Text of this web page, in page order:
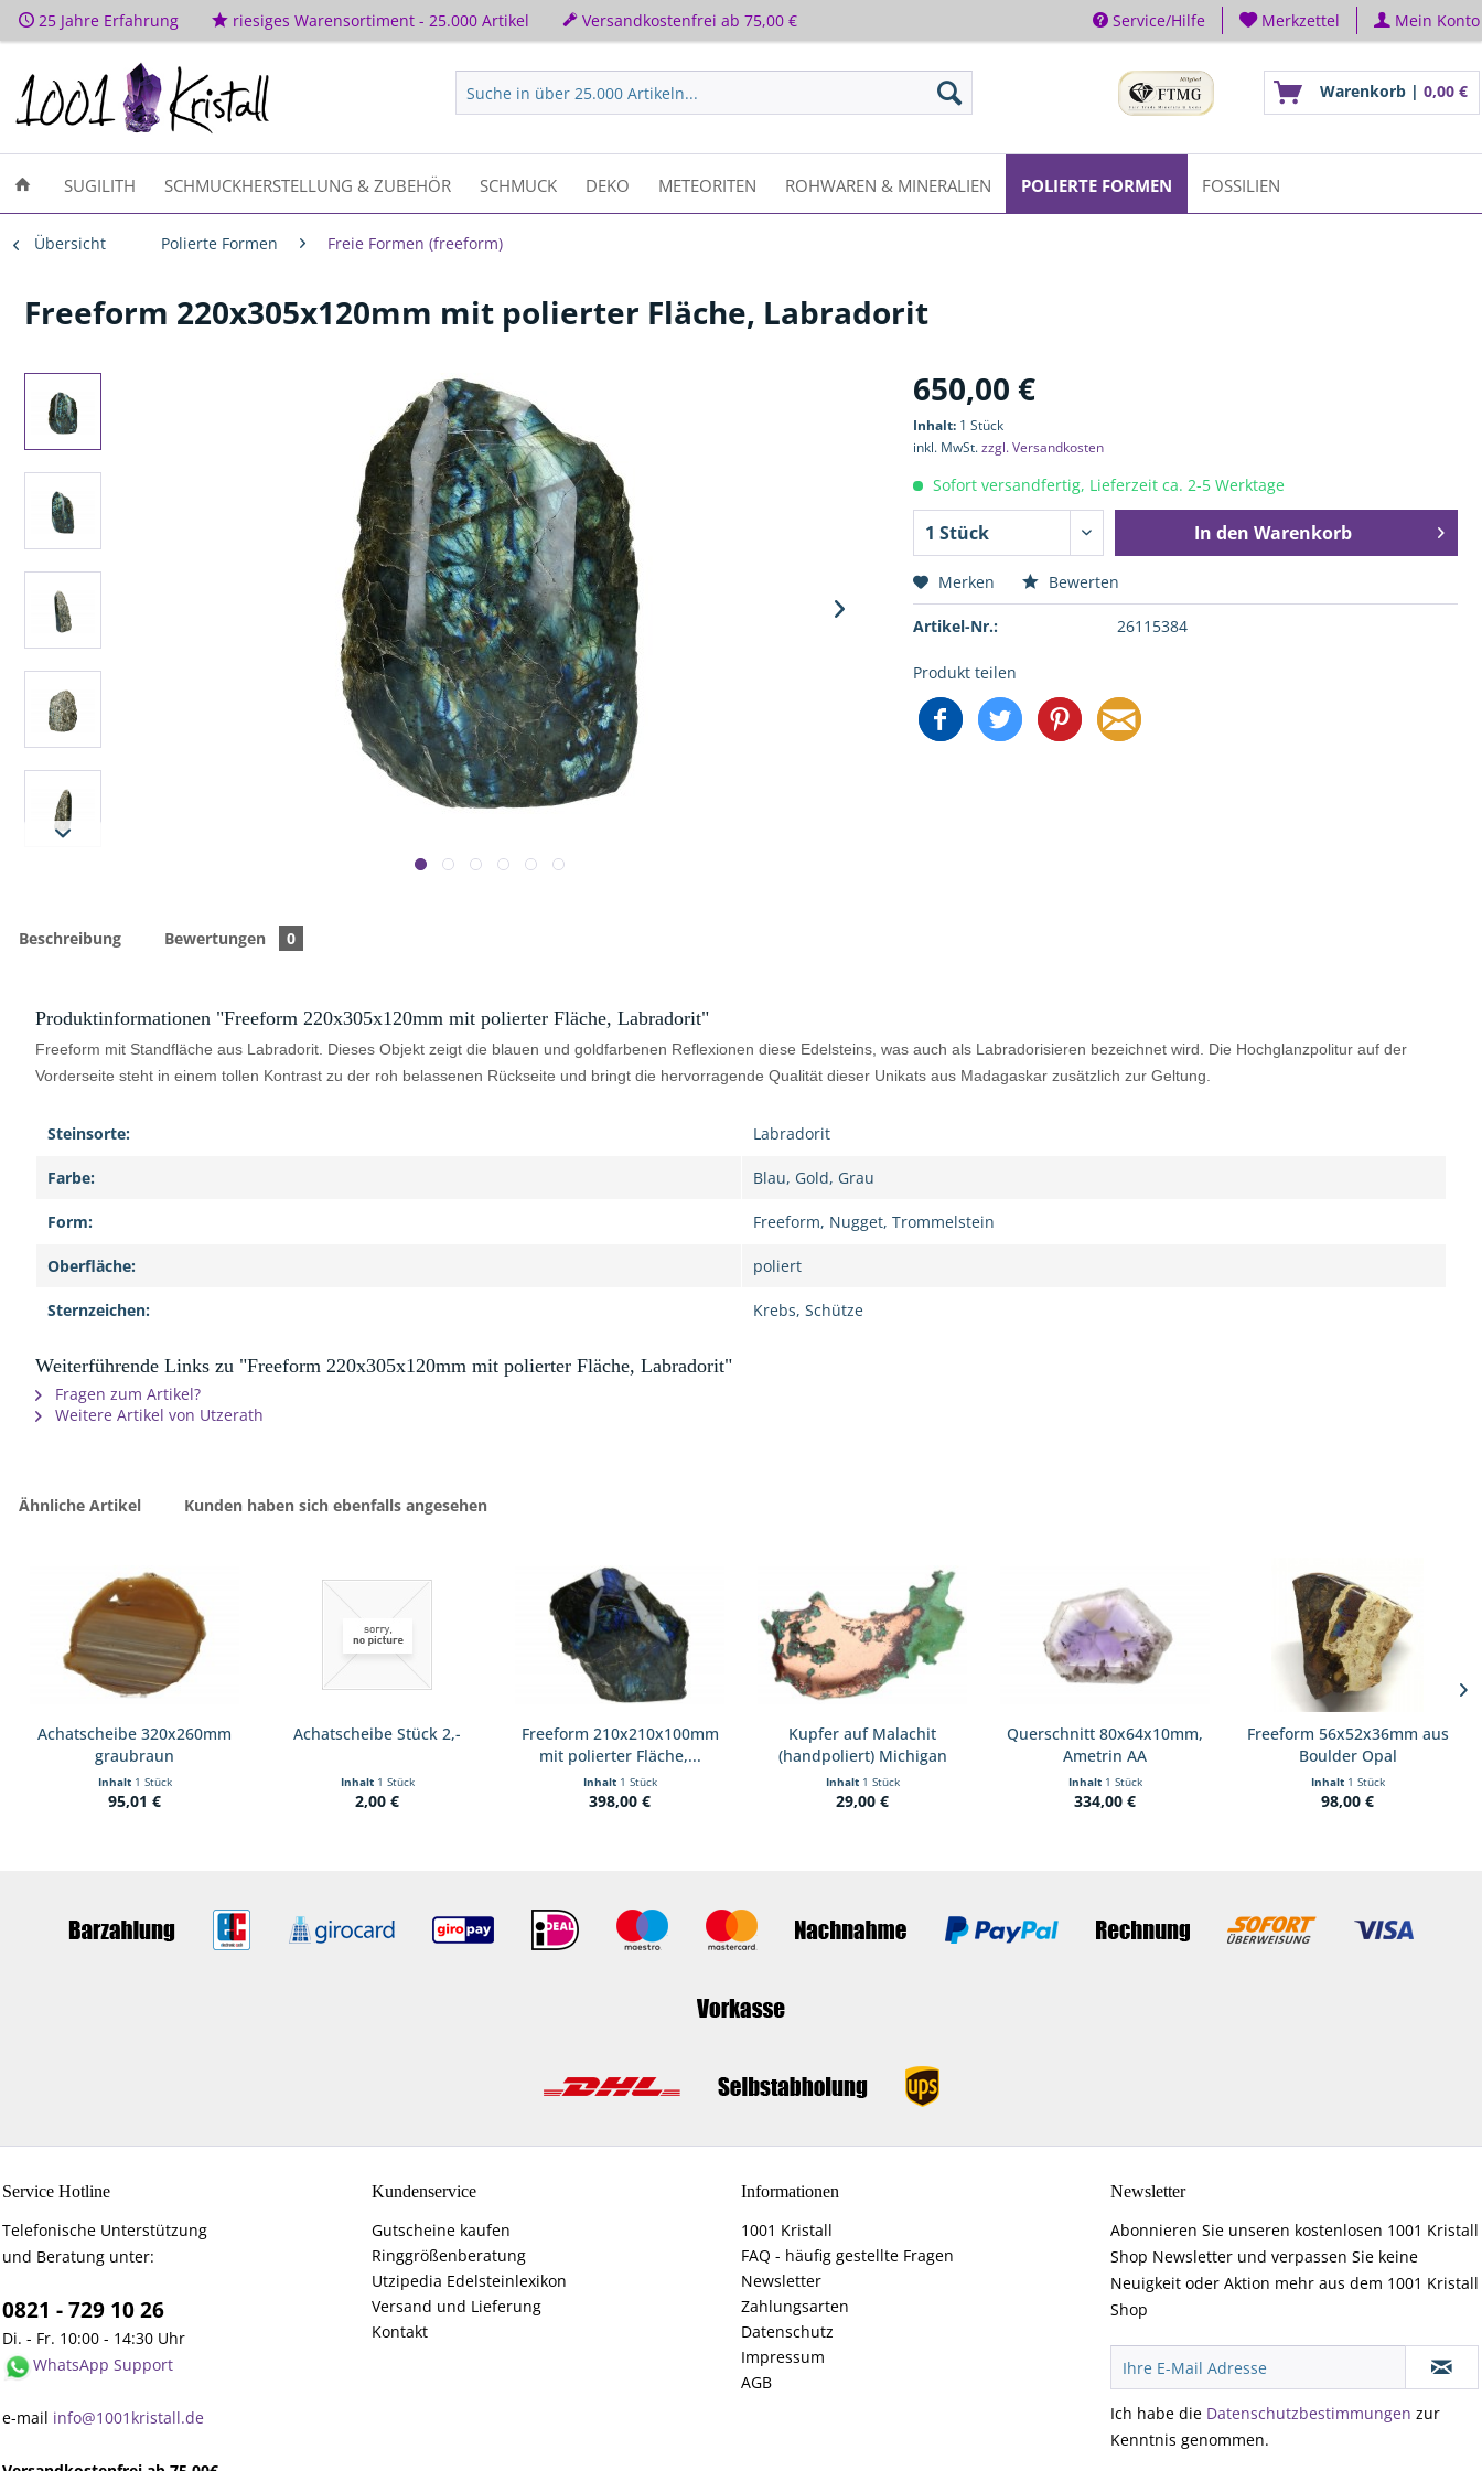
25 Jahre Erfahrung riesiges Warensortiment - 25.000 Artikel Versandkostenfrei ab 75,00 € Service/Hilfe Merkzettel Mein Konto
Warenkorb | 0,00 €
SUGILITH SCHMUCKHERSTELLUNG & ZUBEHÖR SCHMUCK DEKO METEORITEN ROHWAREN & MINERALIEN POLIERTE FORMEN FOSSILIEN
Übersicht Polierte Formen Freie Formen (freeform)
Freeform 220x305x120mm mit polierter Fläche, Labradorit
650,00 €
Inhalt: 1 Stück
inkl. MwSt.zzgl. Versandkosten
Sofort versandfertig, Lieferzeit ca. 2-5 Werktage
In den Warenkorb
Merken Bewerten
Artikel-Nr.: 26115384
Produkt teilen
Beschreibung Bewertungen 0
Produktinformationen "Freeform 220x305x120mm mit polierter Fläche, Labradorit"
Freeform mit Standfläche aus Labradorit. Dieses Objekt zeigt die blauen und goldfarbenen Reflexionen diese Edelsteins, was auch als Labradorisieren bezeichnet wird. Die Hochglanzpolitur auf der
Vorderseite steht in einem tollen Kontrast zu der roh belassenen Rückseite und bringt die hervorragende Qualität dieser Unikats aus Madagaskar zusätzlich zur Geltung.
Steinsorte: Labradorit
Farbe: Blau, Gold, Grau
Form: Freeform, Nugget, Trommelstein
Oberfläche: poliert
Sternzeichen: Krebs, Schütze
Weiterführende Links zu "Freeform 220x305x120mm mit polierter Fläche, Labradorit"
Fragen zum Artikel?
Weitere Artikel von Utzerath
Ähnliche Artikel Kunden haben sich ebenfalls angesehen
Achatscheibe 320x260mm
graubraun
Inhalt 1 Stück
95,01 €
Achatscheibe Stück 2,-
Inhalt 1 Stück
2,00 €
Freeform 210x210x100mm
mit polierter Fläche,...
Inhalt 1 Stück
398,00 €
Kupfer auf Malachit
(handpoliert) Michigan
(USA)
Inhalt 1 Stück
29,00 €
Querschnitt 80x64x10mm,
Ametrin AA
Inhalt 1 Stück
334,00 €
Freeform 56x52x36mm aus
Boulder Opal
Inhalt 1 Stück
98,00 €
Service Hotline
Telefonische Unterstützung
und Beratung unter:
0821 - 729 10 26
Di. - Fr. 10:00 - 14:30 Uhr
WhatsApp Support
e-mail info@1001kristall.de
Kundenservice
Gutscheine kaufen
Ringgrößenberatung
Utzipedia Edelsteinlexikon
Versand und Lieferung
Kontakt
Informationen
1001 Kristall
FAQ - häufig gestellte Fragen
Newsletter
Zahlungsarten
Datenschutz
Impressum
AGB
Newsletter
Abonnieren Sie unseren kostenlosen 1001 Kristall
Shop Newsletter und verpassen Sie keine
Neuigkeit oder Aktion mehr aus dem 1001 Kristall
Shop
Ich habe die Datenschutzbestimmungen zur
Kenntnis genommen.